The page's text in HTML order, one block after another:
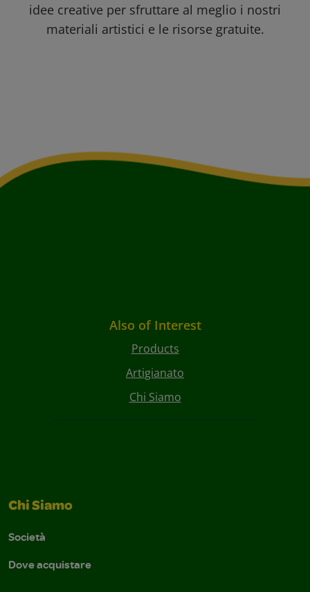
idee creative per sfruttare al meglio i nostri
materiali artistici e le risorse gratuite.
Also of Interest
Products
Artigianato
Chi Siamo
Chi Siamo
Società
Dove acquistare